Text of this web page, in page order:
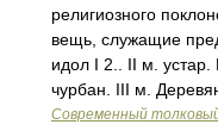
религиозного
вещь, служащие
идол I 2.. II м. устар.
чурбан. III м.
Современный